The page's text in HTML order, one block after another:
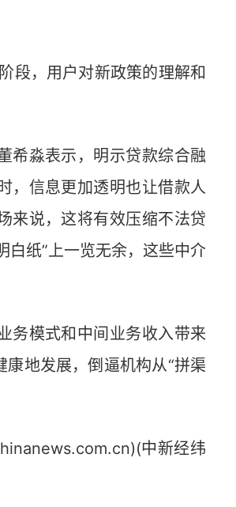
，用户对新政策的理解和
淼表示，明示贷款综合融
，信息更加透明也让借款人
来说，这将有效压缩不法贷
白纸”上一览无余，这些中介
模式和中间业务收入带来
地发展，倒逼机构从“拼渠
)(中新经纬